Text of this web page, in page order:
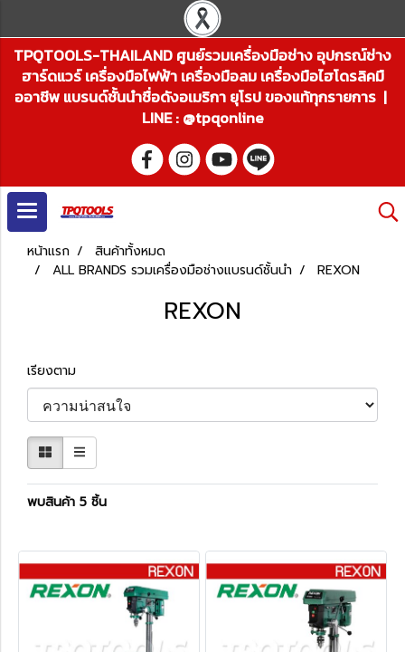
TPQTOOLS-THAILAND ศูนย์รวมเครื่องมือช่าง อุปกรณ์ช่าง
ฮาร์ดแวร์ เครื่องมือไฟฟ้า เครื่องมือลม เครื่องมือไฮโดรลิคมื
ออาชีพ แบรนด์ชั้นนำชื่อดังอเมริกา ยุโรป ของแท้ทุกรายการ |
LINE : @tpqonline
หน้าแรก
สินค้าทั้งหมด
ALL BRANDS รวมเครื่องมือช่างแบรนด์ชั้นนำ
REXON
REXON
เรียงตาม
พบสินค้า 5 ชิ้น